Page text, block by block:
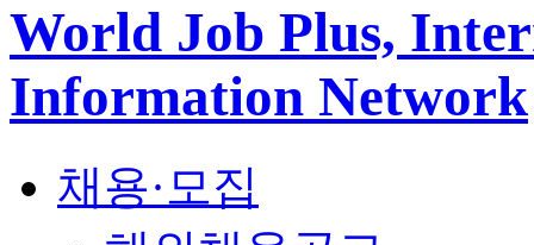
World Job Plus,
Information Network
채용·모집